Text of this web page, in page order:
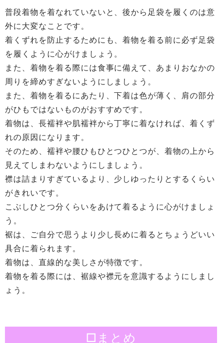
普段着物を着なれていないと、後から足袋を履くのは意
外に大変なことです。
着くずれを防止するためにも、着物を着る前に必ず足袋
を履くように心がけましょう。
また、着物を着る際には食事に備えて、あまりおなかの
周りを締めすぎないようにしましょう。
また、着物を着るにあたり、下着は色が薄く、肩の部分
がひもではないものがおすすめです。
着物は、長襦袢や肌襦袢から丁寧に着なければ、着くず
れの原因になります。
そのため、襦袢や腰ひもひとつひとつが、着物の上から
見えてしまわないようにしましょう。
襟は詰まりすぎているより、少しゆったりとするくらい
がきれいです。
こぶしひとつ分くらいをあけて着るように心がけましょ
う。
裾は、ご自分で思うより少し長めに着るとちょうどいい
具合に着られます。
着物は、直線的な美しさが特徴です。
着物を着る際には、裾線や襟元を意識するようにしまし
ょう。
□まとめ